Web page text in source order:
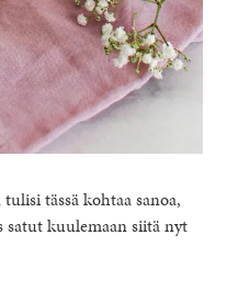
tässä kohtaa sanoa,
satut kuulemaan siitä nyt